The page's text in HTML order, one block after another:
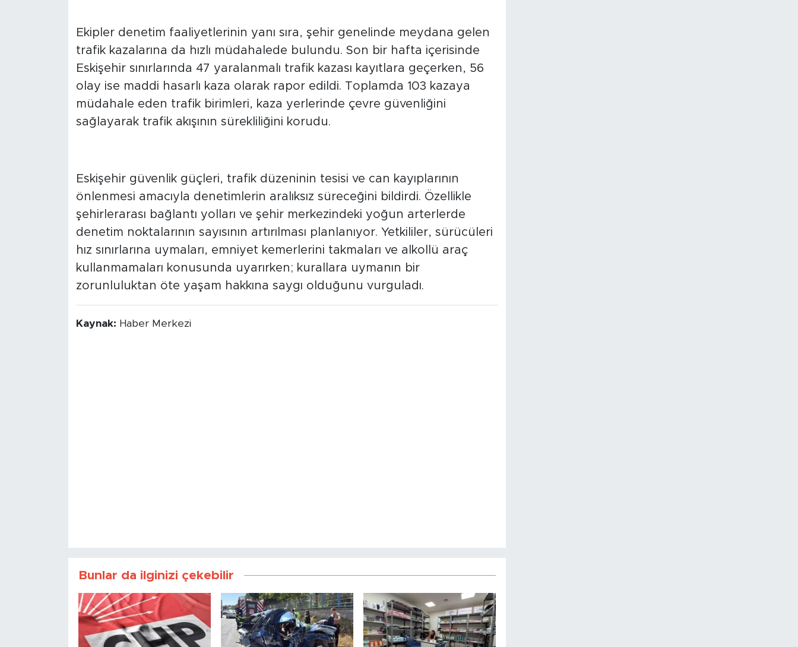
Müdahale Edildi
Ekipler denetim faaliyetlerinin yanı sıra, şehir genelinde meydana gelen
trafik kazalarına da hızlı müdahalede bulundu. Son bir hafta içerisinde
Eskişehir sınırlarında 47 yaralanmalı trafik kazası kayıtlara geçerken, 56
olay ise maddi hasarlı kaza olarak rapor edildi. Toplamda 103 kazaya
müdahale eden trafik birimleri, kaza yerlerinde çevre güvenliğini
Denetimler Kararlılıkla Devam Edecek
Eskişehir güvenlik güçleri, trafik düzeninin tesisi ve can kayıplarının
önlenmesi amacıyla denetimlerin aralıksız süreceğini bildirdi. Özellikle
şehirlerarası bağlantı yolları ve şehir merkezindeki yoğun arterlerde
denetim noktalarının sayısının artırılması planlanıyor. Yetkililer, sürücüleri
hız sınırlarına uymaları, emniyet kemerlerini takmaları ve alkollü araç
kullanmamaları konusunda uyarırken; kurallara uymanın bir
zorunluluktan öte yaşam hakkına saygı olduğunu vurguladı.
Bunlar da ilginizi çekebilir